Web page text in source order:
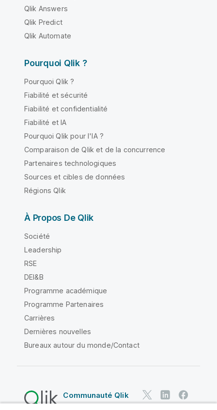
Qlik Answers
Qlik Predict
Qlik Automate
Pourquoi Qlik ?
Pourquoi Qlik ?
Fiabilité et sécurité
Fiabilité et confidentialité
Fiabilité et IA
Pourquoi Qlik pour l'IA ?
Comparaison de Qlik et de la concurrence
Partenaires technologiques
Sources et cibles de données
Régions Qlik
À Propos De Qlik
Société
Leadership
RSE
DEI&B
Programme académique
Programme Partenaires
Carrières
Dernières nouvelles
Bureaux autour du monde/Contact
Communauté Qlik